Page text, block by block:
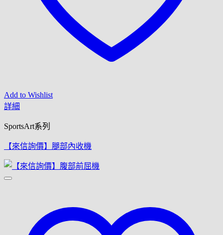
Add to Wishlist
詳細
SportsArt系列
【來信詢價】腿部內收機